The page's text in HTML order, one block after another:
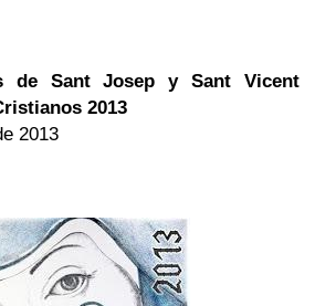
de Sant Josep y Sant Vicent
2013
2013